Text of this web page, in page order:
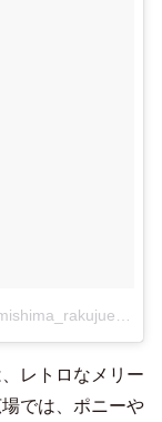
V i l l a g e mishima rakujuenさん(@village.mishima_rakujuen)がシェアした投稿
レトロなメリー
では、ポニーや